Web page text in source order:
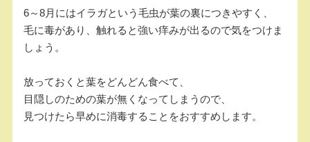
6～8月にはイラガという毛虫が葉の裏につきやすく、
毛に毒があり、触れると強い痒みが出るので気をつけま
しょう。
放っておくと葉をどんどん食べて、
目隠しのための葉が無くなってしまうので、
見つけたら早めに消毒することをおすすめします。